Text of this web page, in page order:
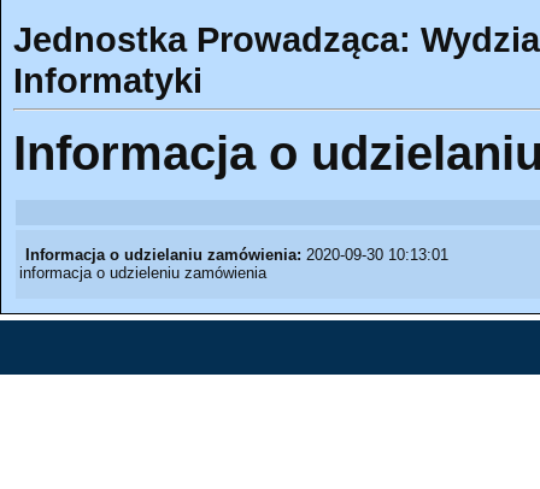
Jednostka Prowadząca:
Informatyki
Informacja o
Informacja o udzielaniu zamówienia: 2020-09-30 10:13:01
informacja o udzieleniu zamówienia